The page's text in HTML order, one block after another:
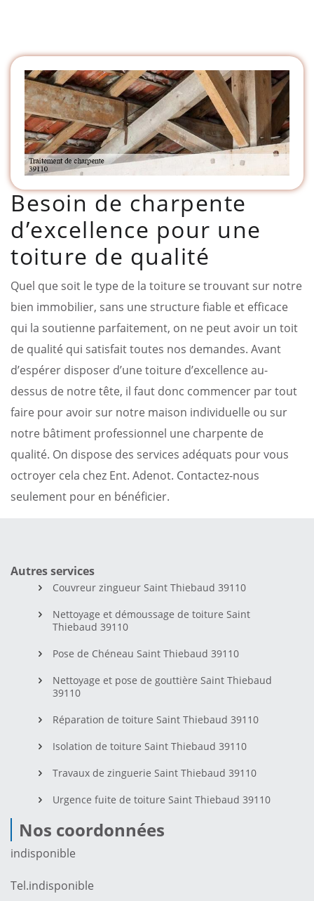
Besoin de charpente
d’excellence pour une
toiture de qualité
Quel que soit le type de la toiture se trouvant sur notre
bien immobilier, sans une structure fiable et efficace
qui la soutienne parfaitement, on ne peut avoir un toit
de qualité qui satisfait toutes nos demandes. Avant
d’espérer disposer d’une toiture d’excellence au-
dessus de notre tête, il faut donc commencer par tout
faire pour avoir sur notre maison individuelle ou sur
notre bâtiment professionnel une charpente de
qualité. On dispose des services adéquats pour vous
octroyer cela chez Ent. Adenot. Contactez-nous
seulement pour en bénéficier.
Autres services
Couvreur zingueur Saint Thiebaud 39110
Nettoyage et démoussage de toiture Saint
Thiebaud 39110
Pose de Chéneau Saint Thiebaud 39110
Nettoyage et pose de gouttière Saint Thiebaud
39110
Réparation de toiture Saint Thiebaud 39110
Isolation de toiture Saint Thiebaud 39110
Travaux de zinguerie Saint Thiebaud 39110
Urgence fuite de toiture Saint Thiebaud 39110
Nos coordonnées
indisponible
Tel.indisponible